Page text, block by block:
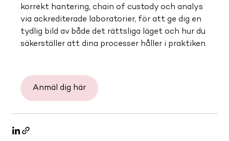
korrekt hantering, chain of custody och analys
via ackrediterade laboratorier, för att ge dig en
tydlig bild av både det rättsliga läget och hur du
säkerställer att dina processer håller i praktiken.
Anmäl dig här